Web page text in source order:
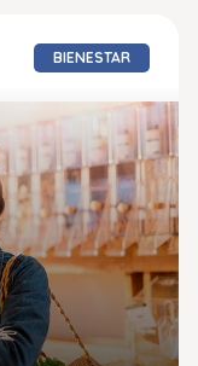
BIENESTAR